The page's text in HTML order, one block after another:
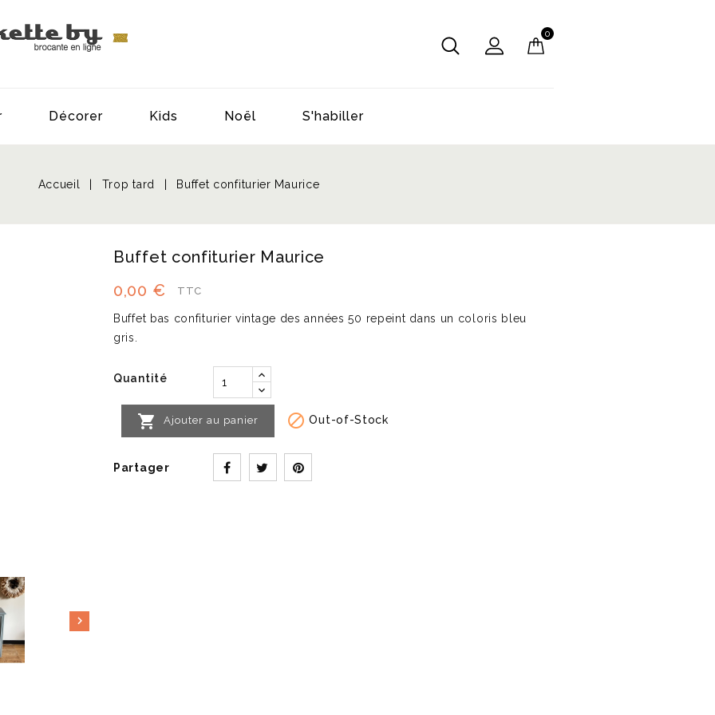
0
Décorer Kids Noël S'habiller
Accueil Trop tard Buffet confiturier Maurice

Buffet confiturier Maurice
0,00 €
TTC
Buffet bas confiturier vintage des années 50 repeint dans un coloris bleu
gris.
Quantité
 Ajouter au panier  Out-of-Stock
Partager